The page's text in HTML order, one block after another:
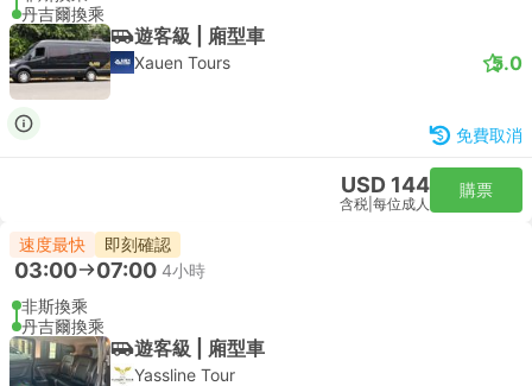
丹吉爾換乘
遊客級 | 廂型車
Xauen Tours 5.0
免費取消
USD 144
含税 每位成人
購票
速度最快 即刻確認
03:00 07:00 4小時
非斯換乘
丹吉爾換乘
遊客級 | 廂型車
Yassline Tour